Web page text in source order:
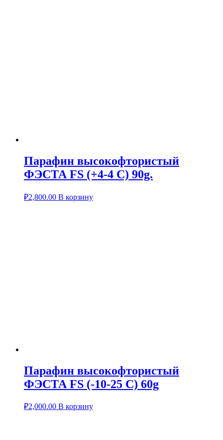
Парафин высокофтористый
ФЭСТА FS (+4-4 C) 90g.
₽2,800.00 В корзину
Парафин высокофтористый
ФЭСТА FS (-10-25 C) 60g
₽2,000.00 В корзину